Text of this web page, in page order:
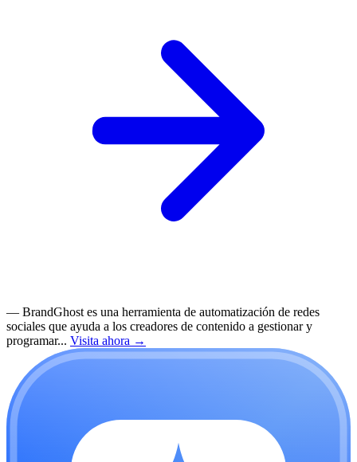
— BrandGhost es una herramienta de automatización de redes
sociales que ayuda a los creadores de contenido a gestionar y
programar... Visita ahora →